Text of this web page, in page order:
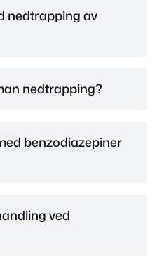
nedtrapping av
nedtrapping?
benzodiazepiner
ved